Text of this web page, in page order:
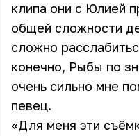
клипа они с Юлией
общей сложности
сложно
конечно, Рыбы по
очень сильно мне
певец.
«Для меня эти